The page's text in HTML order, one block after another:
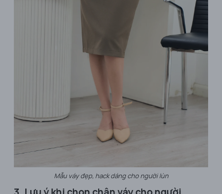
Mẫu váy đẹp, hack dáng cho người lùn